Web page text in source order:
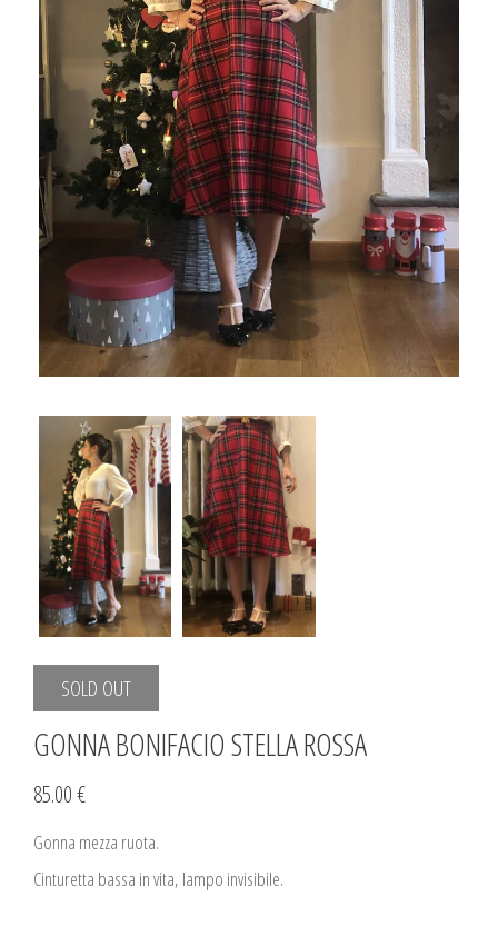
SOLD OUT
GONNA BONIFACIO STELLA ROSSA
85.00 €
Gonna mezza ruota.
Cinturetta bassa in vita, lampo invisibile.